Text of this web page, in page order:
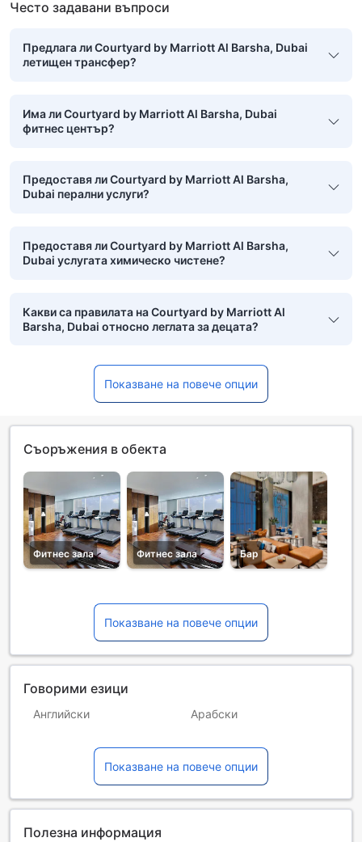
Често задавани въпроси
Предлага ли Courtyard by Marriott Al Barsha, Dubai
летищен трансфер?
Има ли Courtyard by Marriott Al Barsha, Dubai
фитнес център?
Предоставя ли Courtyard by Marriott Al Barsha,
Dubai перални услуги?
Предоставя ли Courtyard by Marriott Al Barsha,
Dubai услугата химическо чистене?
Какви са правилата на Courtyard by Marriott Al
Barsha, Dubai относно леглата за децата?
Показване на повече опции
Съоръжения в обекта
Фитнес зала Фитнес зала Бар
Показване на повече опции
Говорими езици
Английски Арабски
Руски
Филипински Френски
Хинди
Показване на повече опции
Полезна информация